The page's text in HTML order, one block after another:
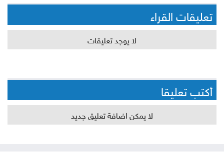
تعليقات القراء
لا يوجد تعليقات
أكتب تعليقا
لا يمكن اضافة تعليق جديد